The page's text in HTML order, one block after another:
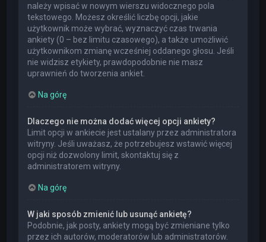
należy wpisać w nowym wierszu widocznego pola
tekstowego. Możesz określić liczbę opcji, jakie
użytkownik może wybrać, wyznaczyć czas trwania
ankiety (0 – bez limitu czasowego), a także umożliwić
użytkownikom zmianę wcześniej oddanego głosu. Jeśli
nie widzisz etykiety, prawdopodobnie nie masz
uprawnień do tworzenia ankiet.
Na górę
Dlaczego nie można dodać więcej opcji ankiety?
Limit opcji w ankiecie jest ustalany przez administratora
witryny. Jeśli uważasz, że potrzebujesz wstawić więcej
opcji niż dozwolony limit, skontaktuj się z
administratorem witryny.
Na górę
W jaki sposób zmienić lub usunąć ankietę?
Podobnie, jak posty, ankiety mogą być zmieniane tylko
przez ich autorów, moderatorów lub administratorów.